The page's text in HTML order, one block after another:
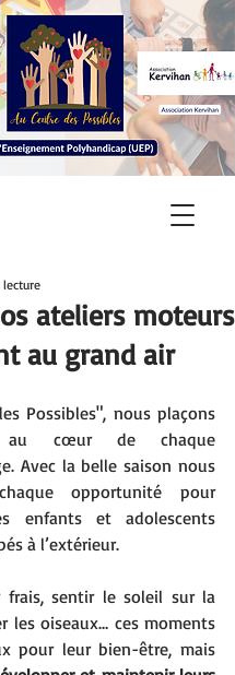
ateliers moteurs
au grand air
Possibles", nous plaçons
cœur de chaque
Avec la belle saison nous
opportunité pour
enfants et adolescents
à l’extérieur.
frais, sentir le soleil sur la
les oiseaux… ces moments
pour leur bien-être, mais